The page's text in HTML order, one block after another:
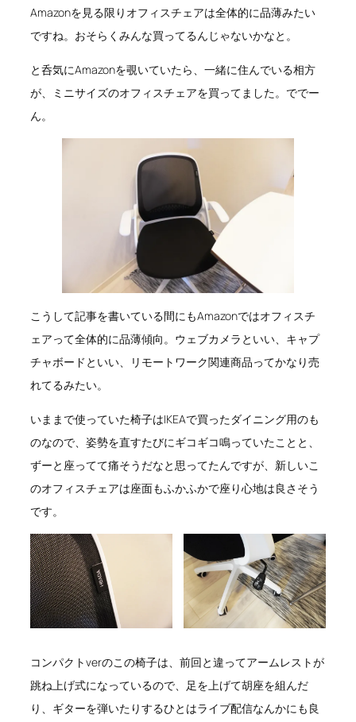
Amazonを見る限りオフィスチェアは全体的に品薄みたい
ですね。おそらくみんな買ってるんじゃないかなと。
と呑気にAmazonを覗いていたら、一緒に住んでいる相方
が、ミニサイズのオフィスチェアを買ってました。ででー
ん。
こうして記事を書いている間にもAmazonではオフィスチ
ェアって全体的に品薄傾向。ウェブカメラといい、キャプ
チャボードといい、リモートワーク関連商品ってかなり売
れてるみたい。
いままで使っていた椅子はIKEAで買ったダイニング用のも
のなので、姿勢を直すたびにギコギコ鳴っていたことと、
ずーと座ってて痛そうだなと思ってたんですが、新しいこ
のオフィスチェアは座面もふかふかで座り心地は良さそう
です。
コンパクトverのこの椅子は、前回と違ってアームレストが
跳ね上げ式になっているので、足を上げて胡座を組んだ
り、ギターを弾いたりするひとはライブ配信なんかにも良